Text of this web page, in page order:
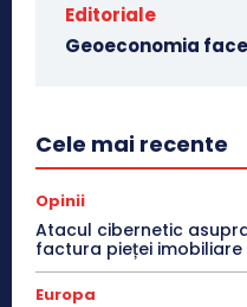
Editoriale
Geoeconomia
Cele mai recente
Opinii
Atacul cibernetic
factura pieței
Europa